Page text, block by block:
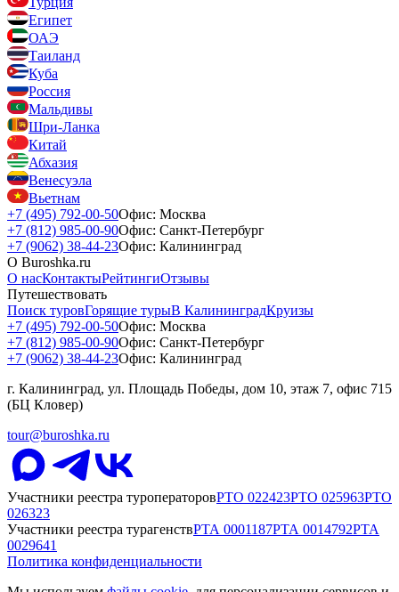
Египет
ОАЭ
Таиланд
Куба
Россия
Мальдивы
Шри-Ланка
Китай
Абхазия
Венесуэла
Вьетнам
+7 (495) 792-00-50Офис: Москва
+7 (812) 985-00-90Офис: Санкт-Петербург
+7 (9062) 38-44-23Офис: Калининград
О Buroshka.ru
О насКонтактыРейтингиОтзывы
Путешествовать
Поиск туровГорящие турыВ КалининградКруизы
+7 (495) 792-00-50Офис: Москва
+7 (812) 985-00-90Офис: Санкт-Петербург
+7 (9062) 38-44-23Офис: Калининград
г. Калининград, ул. Площадь Победы, дом 10, этаж 7, офис 715
(БЦ Кловер)
tour@buroshka.ru
Участники реестра туроператоровРТО 022423РТО 025963РТО
026323
Участники реестра турагенствРТА 0001187РТА 0014792РТА
0029641
Политика конфиденциальности